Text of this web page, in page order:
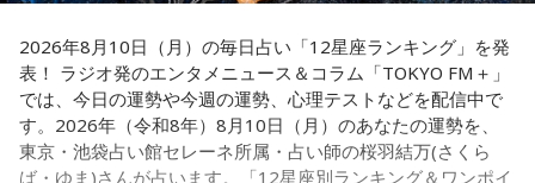
ことも決定。番組公式チャンネルでは、地上波放送のアーカ
イブ配信に加え、ここでしか聴くことのできないアフタート
ークや、不定期で実施する会員限定生配信など、番組をより
楽しめる限定コンテンツを順次配信します。
さらに、9月30日（水)までにご入会いただいた方には、早期
入会特典として、文化放送の入館証をモチーフにしたオリジ
2026年8月10日（月）の毎日占い「12星座ランキング」を発
表！ ラジオ発のエンタメニュース＆コラム「TOKYO FM＋」
では、今日の運勢や今週の運勢、心理テストなどを配信中で
す。2026年（令和8年）8月10日（月）のあなたの運勢を、
東京・池袋占い館セレーネ所属・占い師の桜羽結万(さくら
ば・ゆま)さんが占います。「12星座別ランキング＆ワンポイ